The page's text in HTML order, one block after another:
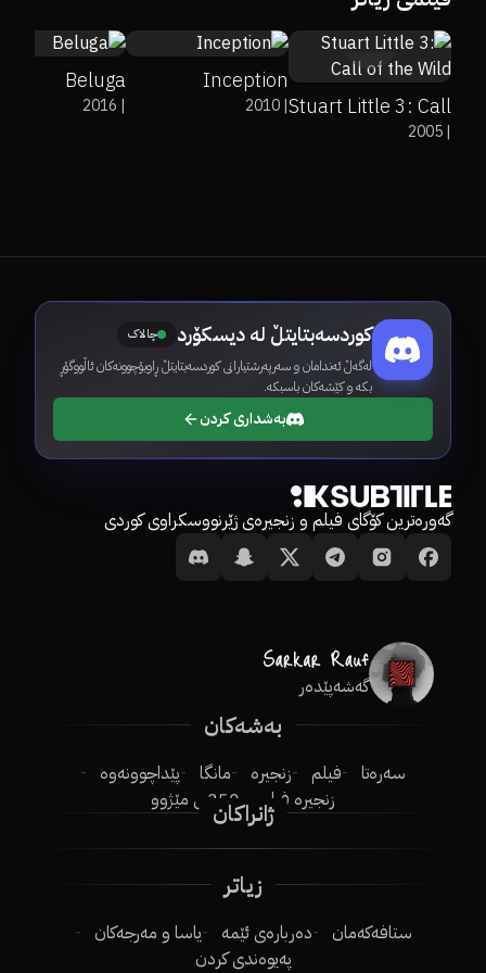
Stuart Little 3: Call
of the Wild|
2005
Inception
|
2010
Beluga
|
2016
کوردسەبتایتڵ لە دیسکۆرد چالاک
لەگەڵ ئەندامان و سەرپەرشتیارانی کوردسەبتایتڵ ڕاوبۆچوونەکان ئاڵووگۆڕ
بکە و کێشەکان باسبکە.
بەشداری کردن
گەورەترین کۆگای فیلم و زنجیرەی ژێرنووسکراوی کوردی
گەشەپێدەر
بەشەکان
سەرەتا فیلم زنجیرە مانگا
پێداچوونەوە
زنجیرە فیلم
250ـی مێژوو
ژانراکان
زیاتر
ستافەکەمان دەربارەی ئێمە
یاسا و مەرجەکان
پەیوەندی کردن